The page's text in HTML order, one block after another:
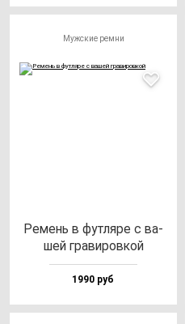
Мужские ремни
Ремень в фут­ля­ре с ва­
шей гра­ви­ров­кой
1990 руб